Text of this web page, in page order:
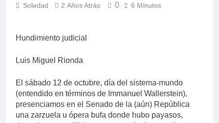
Soledad 2 Años Atrás 0 6 Minutos
Hundimiento judicial
Luis Miguel Rionda
El sábado 12 de octubre, día del sistema-mundo
(entendido en términos de Immanuel Wallerstein),
presenciamos en el Senado de la (aún) República
una zarzuela u ópera bufa donde hubo payasos,